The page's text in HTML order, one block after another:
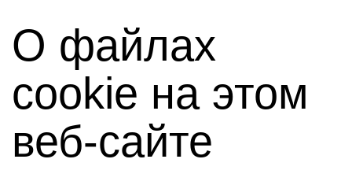
О файлах
cookie на этом
веб-сайте